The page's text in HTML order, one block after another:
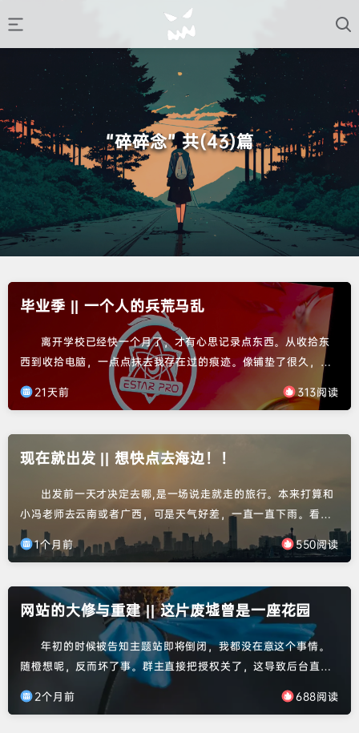
“碎碎念” 共(43)篇
毕业季 || 一个人的兵荒马乱
离开学校已经快一个月了，才有心思记录点东西。从收拾东
西到收拾电脑，一点点抹去我存在过的痕迹。像铺垫了很久，终
于下定决心在22号离校。15号落地武汉，16号早上回学校并和学
院及中心的老师拍了毕业照。浩哥不在，洋哥也不在，好像我回
帮舍友搬出去后也趁热打铁把东西寄走了。好重，大家不在只能
21天前 313阅读
现在就出发 || 想快点去海边！！
出发前一天才决定去哪,是一场说走就走的旅行。本来打算和
小冯老师去云南或者广西，可是天气好差，一直一直下雨。看来
看去只有北方天气好点，要么去内蒙古看大草原，要么去青岛那
块看海，大海！一直想去海边，各种原因吧，一直没去成。最终
很好。本来看攻略，搞穷游路线的，徐州--日照--青岛--威海--烟
台，哎哟哦，合计了一下也太折腾了，最后结合天气，决定去...
1个月前 550阅读
网站的大修与重建 || 这片废墟曾是一座花园
年初的时候被告知主题站即将倒闭，我都没在意这个事情。
随橙想呢，反而坏了事。群主直接把授权关了，这导致后台直接
进不来，非常被动。然而临近毕业，为了整毕业论文，实在是没
时间弄，只能临时弄了个开源的主题顶上来。屋漏偏逢连夜雨，
2个月前 688阅读